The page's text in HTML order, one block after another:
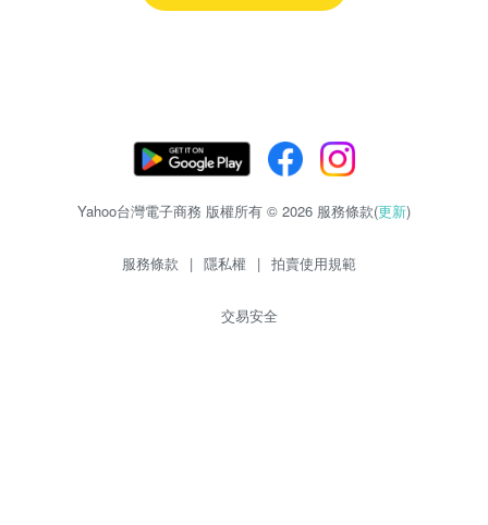
Yahoo台灣電子商務 版權所有 © 2026 服務條款(更新)
服務條款 | 隱私權 | 拍賣使用規範
交易安全